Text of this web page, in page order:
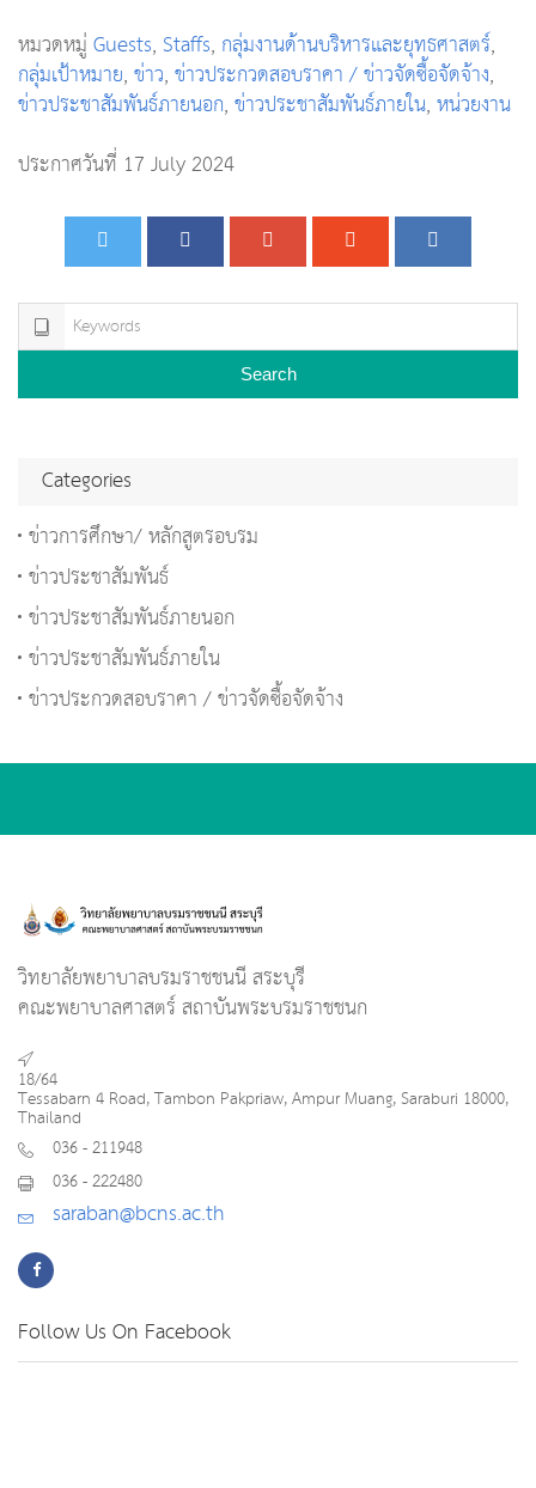
หมวดหมู่Guests,Staffs, กลุ่มงานด้านบริหารและยุทธศาสตร์,
กลุ่มเป้าหมาย,ข่าว,ข่าวประกวดสอบราคา / ข่าวจัดซื้อจัดจ้าง,
ข่าวประชาสัมพันธ์ภายนอก,ข่าวประชาสัมพันธ์ภายใน,หน่วยงาน
ประกาศวันที่ 17 July 2024
Search
Categories
ข่าวการศึกษา/ หลักสูตรอบรม
ข่าวประชาสัมพันธ์
ข่าวประชาสัมพันธ์ภายนอก
ข่าวประชาสัมพันธ์ภายใน
ข่าวประกวดสอบราคา / ข่าวจัดซื้อจัดจ้าง
วิทยาลัยพยาบาลบรมราชชนนี สระบุรี
คณะพยาบาลศาสตร์ สถาบันพระบรมราชชนก
18/64
Tessabarn 4 Road, Tambon Pakpriaw, Ampur Muang, Saraburi 18000,
Thailand
036 - 211948
036 - 222480
saraban@bcns.ac.th
Follow Us On Facebook